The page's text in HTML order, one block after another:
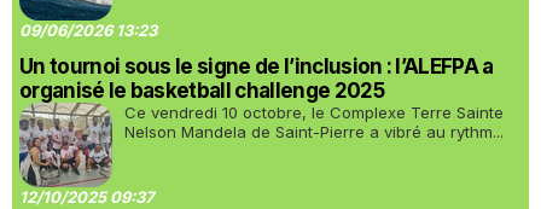
09/06/2026 13:23
Un tournoi sous le signe de l’inclusion : l’ALEFPA a
organisé le basketball challenge 2025
Ce vendredi 10 octobre, le Complexe Terre Sainte
Nelson Mandela de Saint-Pierre a vibré au rythm...
12/10/2025 09:37